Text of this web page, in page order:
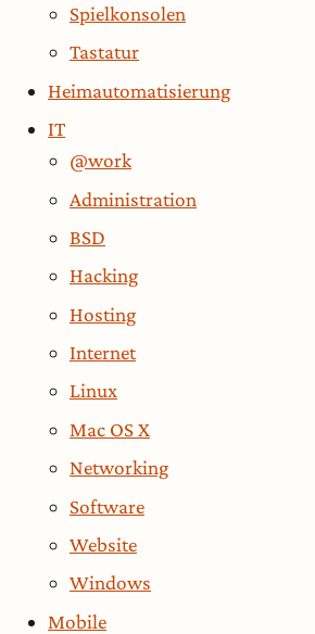
Spielkonsolen
Tastatur
Heimautomatisierung
IT
@work
Administration
BSD
Hacking
Hosting
Internet
Linux
Mac OS X
Networking
Software
Website
Windows
Mobile